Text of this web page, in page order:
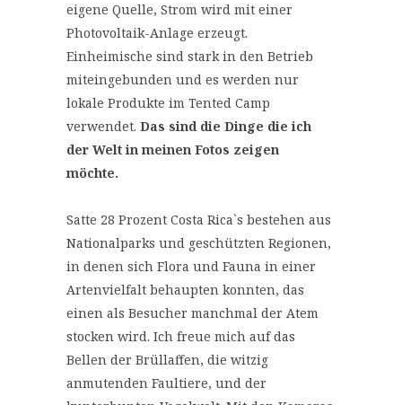
eigene Quelle, Strom wird mit einer
Photovoltaik-Anlage erzeugt.
Einheimische sind stark in den Betrieb
miteingebunden und es werden nur
lokale Produkte im Tented Camp
verwendet. Das sind die Dinge die ich
der Welt in meinen Fotos zeigen
möchte.
Satte 28 Prozent Costa Rica`s bestehen aus
Nationalparks und geschützten Regionen,
in denen sich Flora und Fauna in einer
Artenvielfalt behaupten konnten, das
einen als Besucher manchmal der Atem
stocken wird. Ich freue mich auf das
Bellen der Brüllaffen, die witzig
anmutenden Faultiere, und der